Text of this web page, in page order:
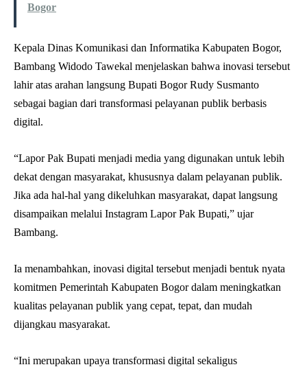
Bogor
Kepala Dinas Komunikasi dan Informatika Kabupaten Bogor,
Bambang Widodo Tawekal menjelaskan bahwa inovasi tersebut
lahir atas arahan langsung Bupati Bogor Rudy Susmanto
sebagai bagian dari transformasi pelayanan publik berbasis
digital.
“Lapor Pak Bupati menjadi media yang digunakan untuk lebih
dekat dengan masyarakat, khususnya dalam pelayanan publik.
Jika ada hal-hal yang dikeluhkan masyarakat, dapat langsung
disampaikan melalui Instagram Lapor Pak Bupati,” ujar
Bambang.
Ia menambahkan, inovasi digital tersebut menjadi bentuk nyata
komitmen Pemerintah Kabupaten Bogor dalam meningkatkan
kualitas pelayanan publik yang cepat, tepat, dan mudah
dijangkau masyarakat.
“Ini merupakan upaya transformasi digital sekaligus